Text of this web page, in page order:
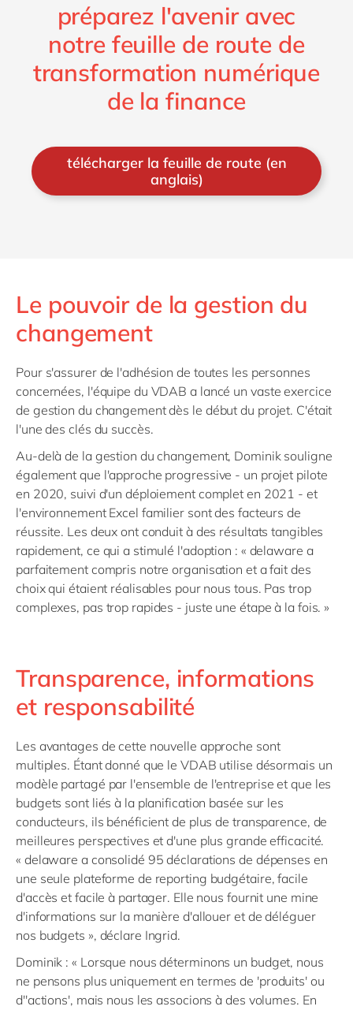
préparez l'avenir avec
notre feuille de route de
transformation numérique
de la finance
télécharger la feuille de route (en
anglais)
Le pouvoir de la gestion du
changement
Pour s'assurer de l'adhésion de toutes les personnes
concernées, l'équipe du VDAB a lancé un vaste exercice
de gestion du changement dès le début du projet. C'était
l'une des clés du succès.
Au-delà de la gestion du changement, Dominik souligne
également que l'approche progressive - un projet pilote
en 2020, suivi d'un déploiement complet en 2021 - et
l'environnement Excel familier sont des facteurs de
réussite. Les deux ont conduit à des résultats tangibles
rapidement, ce qui a stimulé l'adoption : « delaware a
parfaitement compris notre organisation et a fait des
choix qui étaient réalisables pour nous tous. Pas trop
complexes, pas trop rapides - juste une étape à la fois. »
Transparence, informations
et responsabilité
Les avantages de cette nouvelle approche sont
multiples. Étant donné que le VDAB utilise désormais un
modèle partagé par l'ensemble de l'entreprise et que les
budgets sont liés à la planification basée sur les
conducteurs, ils bénéficient de plus de transparence, de
meilleures perspectives et d'une plus grande efficacité.
« delaware a consolidé 95 déclarations de dépenses en
une seule plateforme de reporting budgétaire, facile
d'accès et facile à partager. Elle nous fournit une mine
d'informations sur la manière d'allouer et de déléguer
nos budgets », déclare Ingrid.
Dominik : « Lorsque nous déterminons un budget, nous
ne pensons plus uniquement en termes de 'produits' ou
d''actions', mais nous les associons à des volumes. En